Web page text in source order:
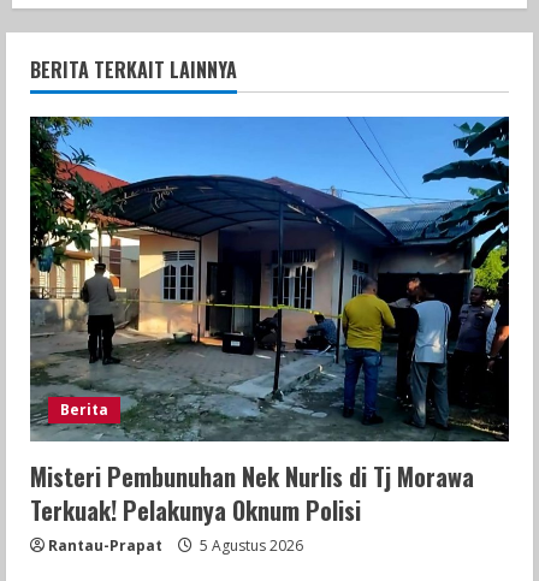
BERITA TERKAIT LAINNYA
Berita
Misteri Pembunuhan Nek Nurlis di Tj Morawa
Terkuak! Pelakunya Oknum Polisi
Rantau-Prapat 5 Agustus 2026